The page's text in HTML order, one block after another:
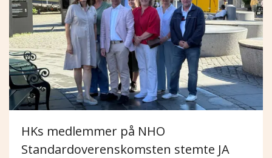
HKs medlemmer på NHO
Standardoverenskomsten stemte JA